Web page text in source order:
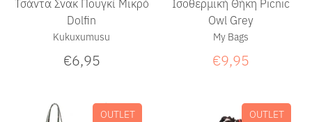
Dolfin
Kukuxumusu
€6,95
Owl Grey
My Bags
€9,95
OUTLET OUTLET